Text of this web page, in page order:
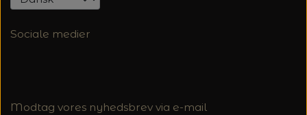
Sociale medier
Modtag vores nyhedsbrev via e-mail